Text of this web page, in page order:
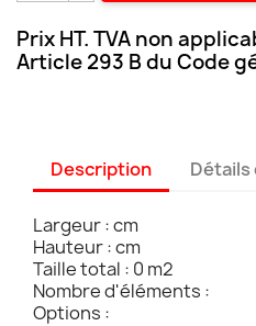
Prix HT. TVA non
Article 293 B du Code
Description Détails
Largeur : cm
Hauteur : cm
Taille total : 0 m2
Nombre d'éléments :
Options :